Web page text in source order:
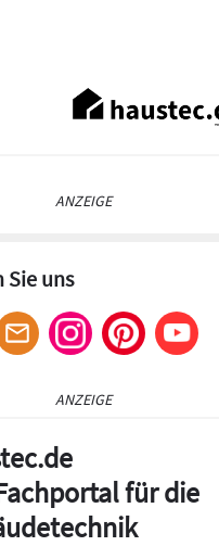
ANZEIGE
Sie uns
ANZEIGE
für die